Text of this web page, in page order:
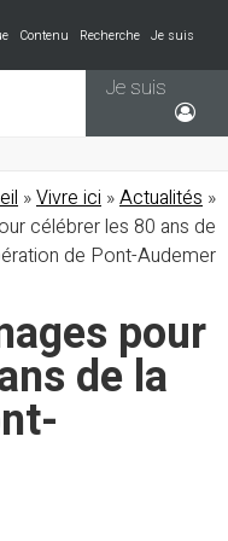
Contenu Recherche
Je suis
Je suis
»Vivre ici »Actualités »
célébrer les 80 ans de
de Pont-Audemer
pour
de la